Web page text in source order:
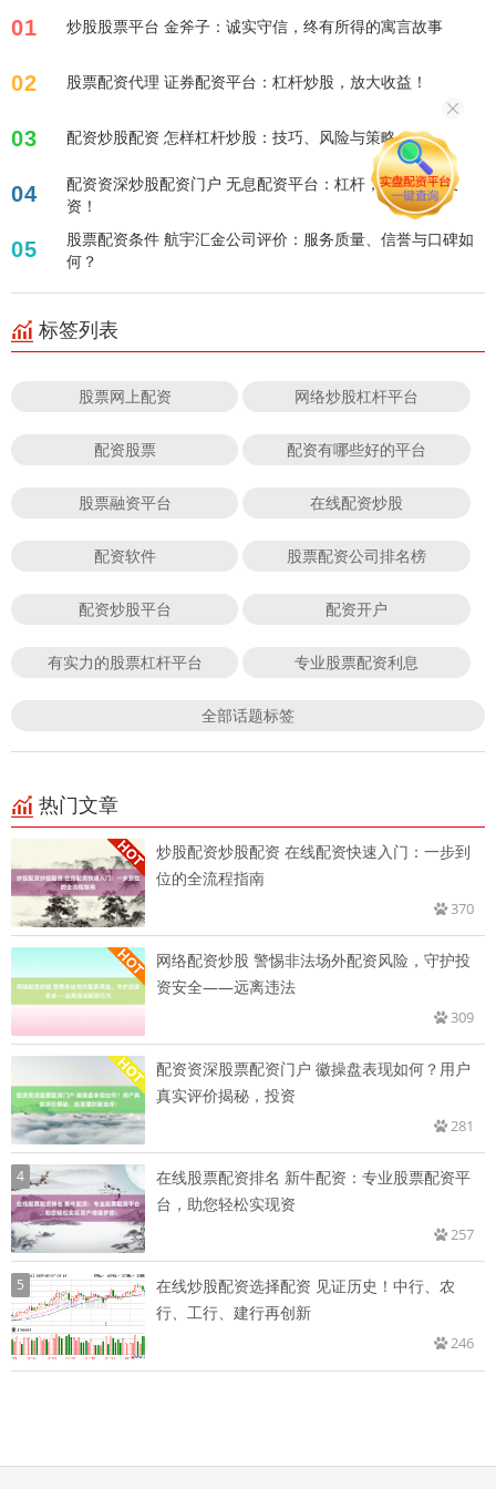
01 炒股股票平台 金斧子：诚实守信，终有所得的寓言故事
02 股票配资代理 证券配资平台：杠杆炒股，放大收益！
03 配资炒股配资 怎样杠杆炒股：技巧、风险与策略
04
配资资深炒股配资门户 无息配资平台：杠杆，助您轻松投
资！
05
股票配资条件 航宇汇金公司评价：服务质量、信誉与口碑如
何？
标签列表
股票网上配资 网络炒股杠杆平台
配资股票 配资有哪些好的平台
股票融资平台 在线配资炒股
配资软件 股票配资公司排名榜
配资炒股平台 配资开户
有实力的股票杠杆平台 专业股票配资利息
全部话题标签
热门文章
炒股配资炒股配资 在线配资快速入门：一步到
位的全流程指南
370
网络配资炒股 警惕非法场外配资风险，守护投
资安全——远离违法
309
配资资深股票配资门户 徽操盘表现如何？用户
真实评价揭秘，投资
281
4
在线股票配资排名 新牛配资：专业股票配资平
台，助您轻松实现资
257
5
在线炒股配资选择配资 见证历史！中行、农
行、工行、建行再创新
246